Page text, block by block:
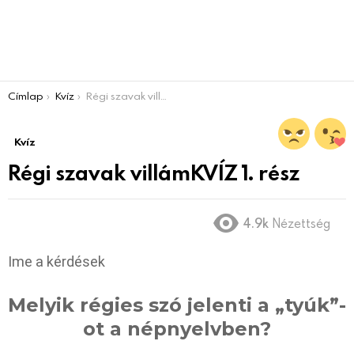
You are here:
Címlap Kvíz Régi szavak villámKVÍZ 1. rész
Kvíz
Régi szavak villámKVÍZ 1. rész
4.9k Nézettség
Ime a kérdések
Melyik régies szó jelenti a „tyúk”-
ot a népnyelvben?